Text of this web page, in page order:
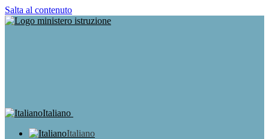
Salta al contenuto
Italiano
Italiano